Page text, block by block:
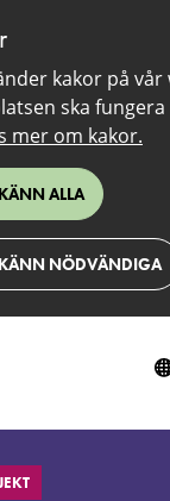
kakor på
ska
mer om kakor.
ALLA
NÖDVÄNDIGA